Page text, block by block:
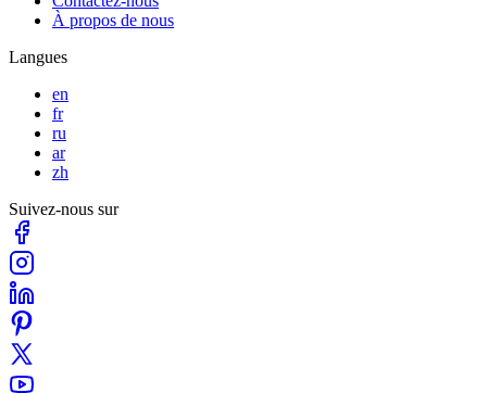
À propos de nous
Langues
en
fr
ru
ar
zh
Suivez-nous sur